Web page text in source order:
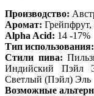
Производство:
Аромат: Грейпфрут,
Alpha Acid: 14 -17%
Тип использования:
Стили пива:
Индийский Пэйл
Светлый (Пэйл) Эль
Возможные